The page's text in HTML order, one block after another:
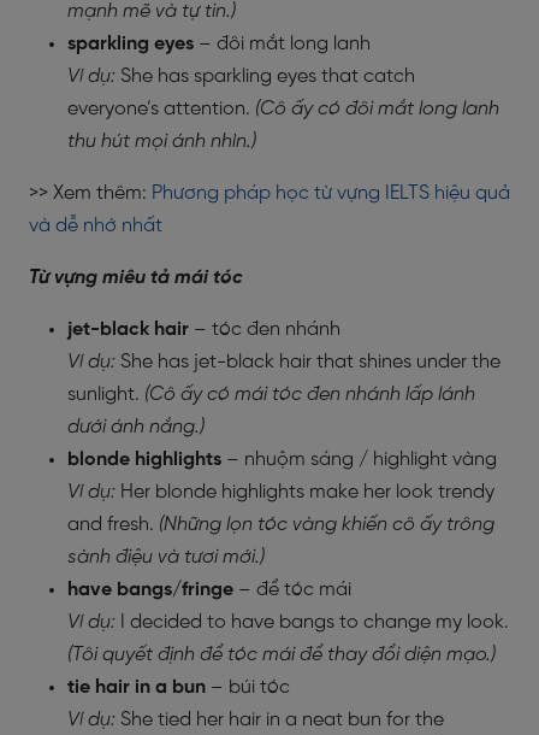
mạnh mẽ và tự tin.)
sparkling eyes – đôi mắt long lanh
Ví dụ: She has sparkling eyes that catch
everyone’s attention. (Cô ấy có đôi mắt long lanh
thu hút mọi ánh nhìn.)
>> Xem thêm: Phương pháp học từ vựng IELTS hiệu quả
và dễ nhớ nhất
Từ vựng miêu tả mái tóc
jet-black hair – tóc đen nhánh
Ví dụ: She has jet-black hair that shines under the
sunlight. (Cô ấy có mái tóc đen nhánh lấp lánh
dưới ánh nắng.)
blonde highlights – nhuộm sáng / highlight vàng
Ví dụ: Her blonde highlights make her look trendy
and fresh. (Những lọn tóc vàng khiến cô ấy trông
sành điệu và tươi mới.)
have bangs/fringe – để tóc mái
Ví dụ: I decided to have bangs to change my look.
(Tôi quyết định để tóc mái để thay đổi diện mạo.)
tie hair in a bun – búi tóc
Ví dụ: She tied her hair in a neat bun for the